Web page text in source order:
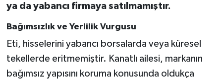
ya da yabancı firmaya satılmamıştır.
Bağımsızlık ve Yerlilik Vurgusu
Eti, hisselerini yabancı borsalarda veya küresel
tekellerde eritmemiştir. Kanatlı ailesi, markanın
bağımsız yapısını koruma konusunda oldukça